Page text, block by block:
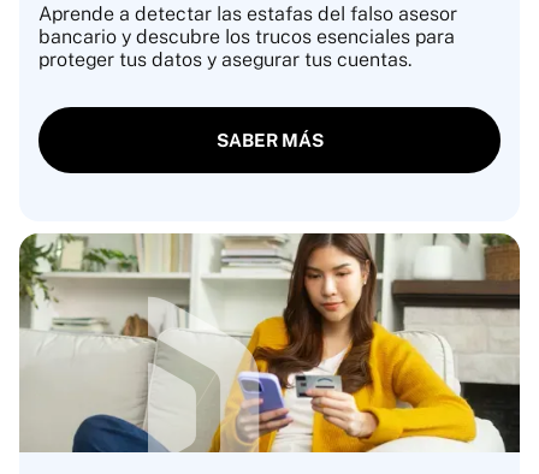
Aprende a detectar las estafas del falso asesor
bancario y descubre los trucos esenciales para
proteger tus datos y asegurar tus cuentas.
SABER MÁS